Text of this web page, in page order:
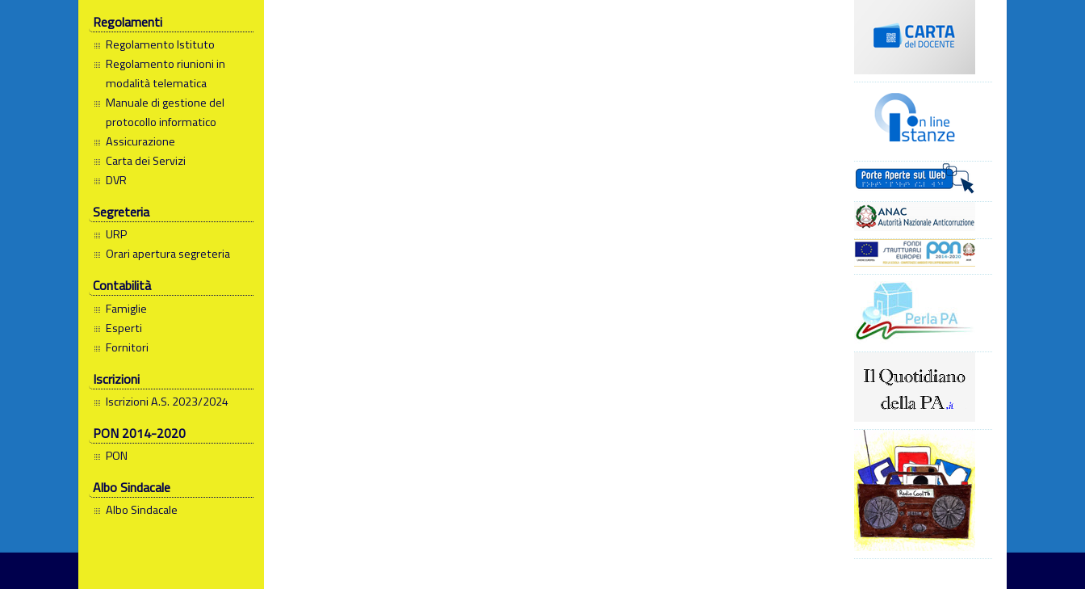
Regolamenti
Regolamento Istituto
Regolamento riunioni in
modalità telematica
Manuale di gestione del
protocollo informatico
Assicurazione
Carta dei Servizi
DVR
Segreteria
URP
Orari apertura segreteria
Contabilità
Famiglie
Esperti
Fornitori
Iscrizioni
Iscrizioni A.S. 2023/2024
PON 2014-2020
PON
Albo Sindacale
Albo Sindacale